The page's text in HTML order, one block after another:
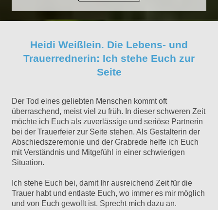
Heidi Weißlein. Die Lebens- und
Trauerrednerin: Ich stehe Euch zur
Seite
Der Tod eines geliebten Menschen kommt oft
überraschend, meist viel zu früh. In dieser schweren Zeit
möchte ich Euch als zuverlässige und seriöse Partnerin
bei der Trauerfeier zur Seite stehen. Als Gestalterin der
Abschiedszeremonie und der Grabrede helfe ich Euch
mit Verständnis und Mitgefühl in einer schwierigen
Situation.
Ich stehe Euch bei, damit Ihr ausreichend Zeit für die
Trauer habt und entlaste Euch, wo immer es mir möglich
und von Euch gewollt ist. Sprecht mich dazu an.